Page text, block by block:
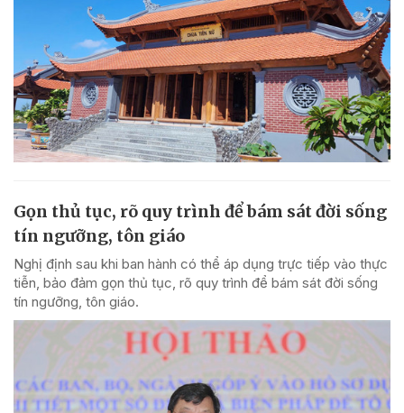
Gọn thủ tục, rõ quy trình để bám sát đời sống
tín ngưỡng, tôn giáo
Nghị định sau khi ban hành có thể áp dụng trực tiếp vào thực
tiễn, bảo đảm gọn thủ tục, rõ quy trình để bám sát đời sống
tín ngưỡng, tôn giáo.